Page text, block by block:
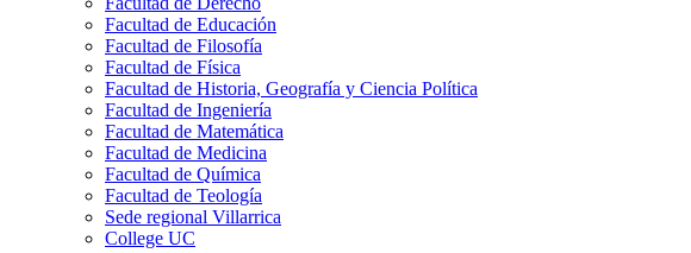
Facultad de Educación
Facultad de Filosofía
Facultad de Física
Facultad de Historia, Geografía y Ciencia Política
Facultad de Ingeniería
Facultad de Matemática
Facultad de Medicina
Facultad de Química
Facultad de Teología
Sede regional Villarrica
College UC